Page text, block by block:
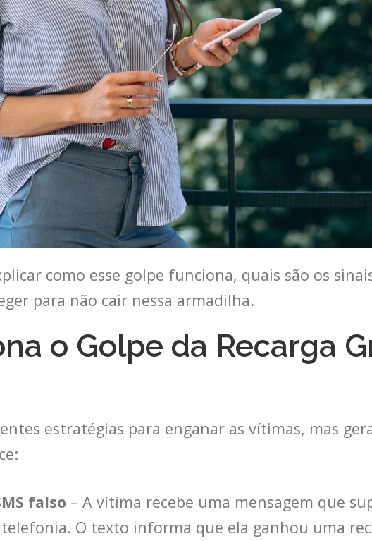
como esse golpe funciona, quais são os
para não cair nessa armadilha.
o Golpe da Recarga
estratégias para enganar as vítimas, mas
falso– A vítima recebe uma mensagem que
O texto informa que ela ganhou uma